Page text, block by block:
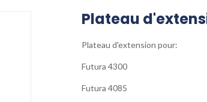
Plateau
Plateau d'extension pour:
Futura 4300
Futura 4085